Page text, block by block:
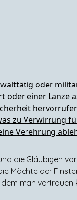
oder
oder einer Lanze
zu Verwirrung
Verehrung
die Gläubigen
Mächte der
man vertrauen